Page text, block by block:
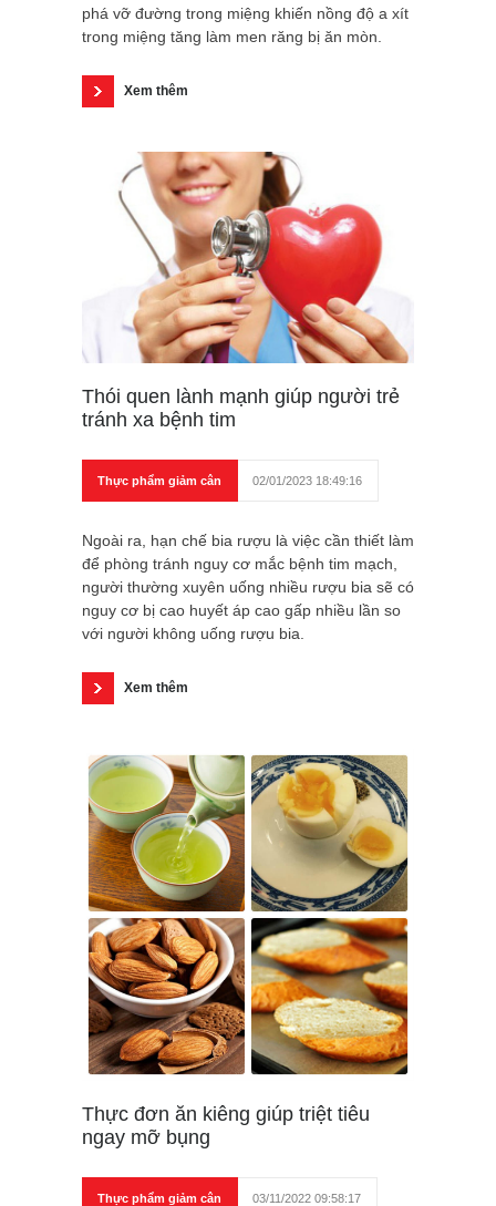
phá vỡ đường trong miệng khiến nồng độ a xít
trong miệng tăng làm men răng bị ăn mòn.
Xem thêm
Thói quen lành mạnh giúp người trẻ
tránh xa bệnh tim
Thực phẩm giảm cân 02/01/2023 18:49:16
Ngoài ra, hạn chế bia rượu là việc cần thiết làm
để phòng tránh nguy cơ mắc bệnh tim mạch,
người thường xuyên uống nhiều rượu bia sẽ có
nguy cơ bị cao huyết áp cao gấp nhiều lần so
với người không uống rượu bia.
Xem thêm
Thực đơn ăn kiêng giúp triệt tiêu
ngay mỡ bụng
Thực phẩm giảm cân 03/11/2022 09:58:17